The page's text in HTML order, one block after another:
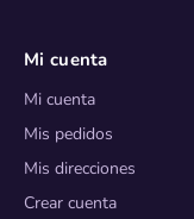
Mi cuenta
Mi cuenta
Mis pedidos
Mis direcciones
Crear cuenta